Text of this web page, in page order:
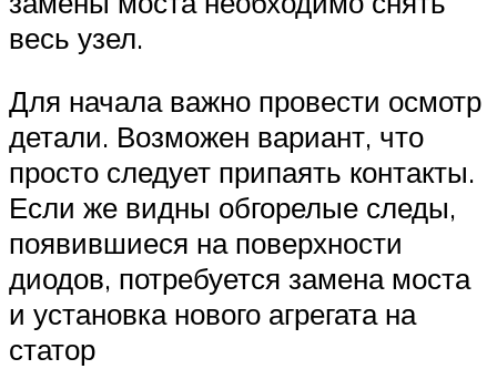
весь узел.
Для начала важно провести осмотр
детали. Возможен вариант, что
просто следует припаять контакты.
Если же видны обгорелые следы,
появившиеся на поверхности
диодов, потребуется замена моста
и установка нового агрегата на
статор